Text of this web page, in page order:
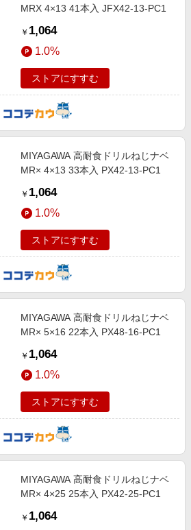
MRX 4×13 41本入 JFX42-13-PC1
￥ 1,064
1.0%
ストアにすすむ
MIYAGAWA 高耐食ドリルねじナベ
MR× 4×13 33本入 PX42-13-PC1
￥ 1,064
1.0%
ストアにすすむ
MIYAGAWA 高耐食ドリルねじナベ
MR× 5×16 22本入 PX48-16-PC1
￥ 1,064
1.0%
ストアにすすむ
MIYAGAWA 高耐食ドリルねじナベ
MR× 4×25 25本入 PX42-25-PC1
￥ 1,064